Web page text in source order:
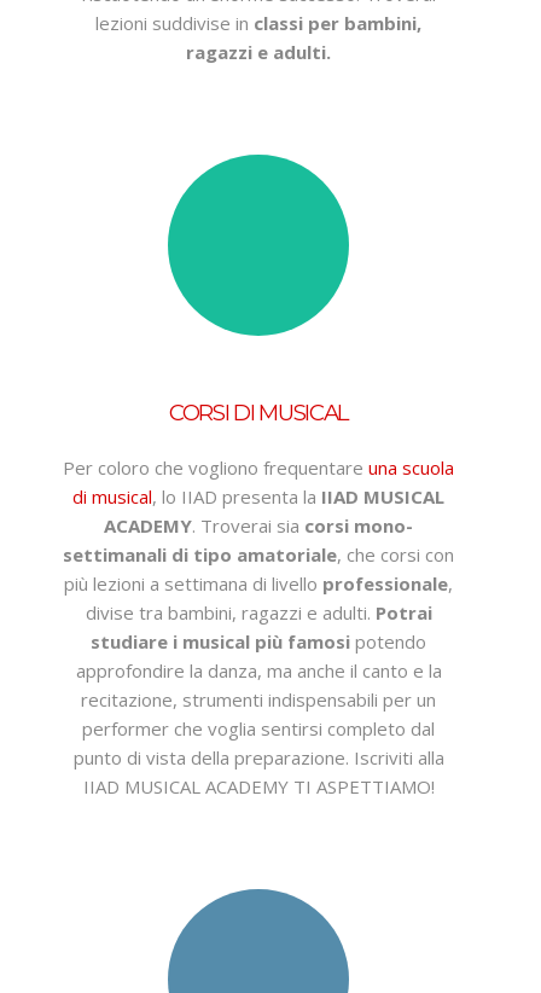
lezioni suddivise in classi per bambini,
ragazzi e adulti.
CORSI DI MUSICAL
Per coloro che vogliono frequentare una scuola
di musical, lo IIAD presenta la IIAD MUSICAL
ACADEMY. Troverai sia corsi mono-
settimanali di tipo amatoriale, che corsi con
più lezioni a settimana di livello professionale,
divise tra bambini, ragazzi e adulti. Potrai
studiare i musical più famosi potendo
approfondire la danza, ma anche il canto e la
recitazione, strumenti indispensabili per un
performer che voglia sentirsi completo dal
punto di vista della preparazione. Iscriviti alla
IIAD MUSICAL ACADEMY TI ASPETTIAMO!